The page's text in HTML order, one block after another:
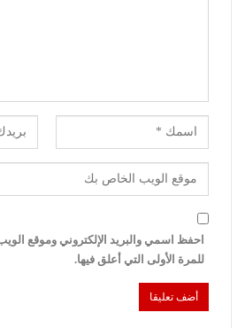
احفظ اسمي والبريد الإلكتروني وموقع
للمرة الأولى التي أعلق فيها.